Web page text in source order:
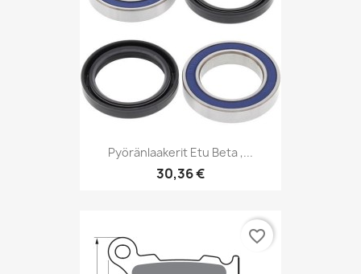
Pyöränlaakerit Etu Beta ,...
30,36 €
favorite_border